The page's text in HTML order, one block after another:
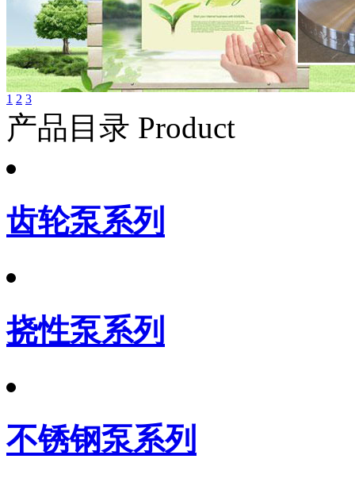
1 2 3
产品目录 Product
齿轮泵系列
挠性泵系列
不锈钢泵系列